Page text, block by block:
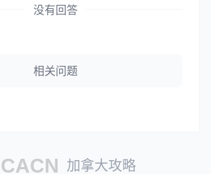
没有回答
相关问题
加拿大攻略